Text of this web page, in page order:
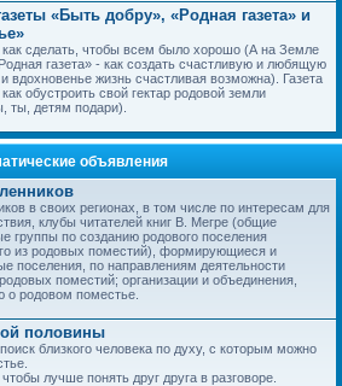
«Быть добру», «Родная газета» и
как сделать, чтобы всем было хорошо (А на Земле
газета» - как создать счастливую и любящую
жизнь счастливая возможна). Газета
обустроить свой гектар родовой земли
ты, детям подари).
объявления
в своих регионах, в том числе по интересам для
клубы читателей книг В. Мегре (общие
группы по созданию родового поселения
из родовых поместий), формирующиеся и
поселения, по направлениям деятельности
поместий; организации и объединения,
родовом поместье.
половины
близкого человека по духу, с которым можно
лучше понять друг друга в разговоре.